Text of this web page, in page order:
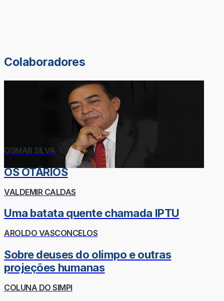
Colaboradores
OSMAR SILVA
OS OTÁRIOS
VALDEMIR CALDAS
Uma batata quente chamada IPTU
AROLDO VASCONCELOS
Sobre deuses do olimpo e outras
projeções humanas
COLUNA DO SIMPI